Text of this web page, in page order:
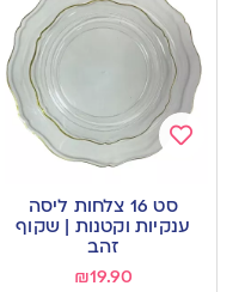
wishlist
סט 16 צלחות ליסה
ענקיות וקטנות | שקוף
זהב
₪19.90